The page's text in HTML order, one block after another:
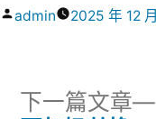
作
admin 2025 年 12
下一篇文章